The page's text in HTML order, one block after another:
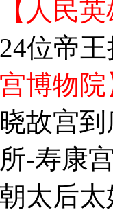
【人民
位帝
博物院
故宫
-寿康
朝太后